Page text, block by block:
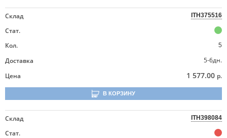
Склад ITH375516
Стат.
Кол.
5
Доставка
5-6дн.
Цена
1 577.00 р.
В КОРЗИНУ
Склад ITH398084
Стат.